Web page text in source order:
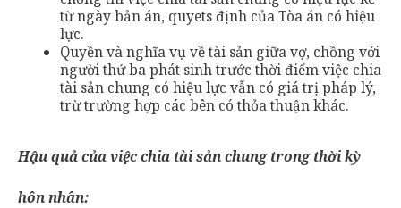
từ ngày bản án, quyets định của Tòa án có hiệu
lực.
Quyền và nghĩa vụ về tài sản giữa vợ, chồng với
người thứ ba phát sinh trước thời điểm việc chia
tài sản chung có hiệu lực vẫn có giá trị pháp lý,
trừ trường hợp các bên có thỏa thuận khác.
Hậu quả của việc chia tài sản chung trong thời kỳ
hôn nhân: